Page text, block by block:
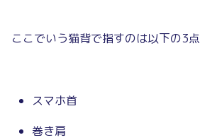
ここでいう猫背で指すのは以下の3点
スマホ首
巻き肩